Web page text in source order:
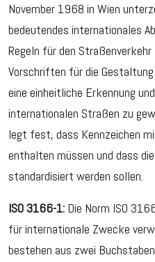
November 1968 in Wien
bedeutendes internationales
Regeln für den
Vorschriften für die
eine einheitliche Erkennung
internationalen Straßen zu
legt fest, dass Kennzeichen
enthalten müssen und dass
standardisiert werden sollen.
ISO 3166-1: Die Norm ISO
für internationale Zwecke
bestehen aus zwei